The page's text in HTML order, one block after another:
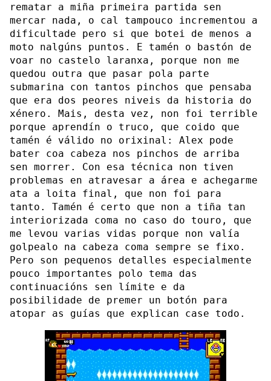
rematar a miña primeira partida sen
mercar nada, o cal tampouco incrementou a
dificultade pero si que botei de menos a
moto nalgúns puntos. E tamén o bastón de
voar no castelo laranxa, porque non me
quedou outra que pasar pola parte
submarina con tantos pinchos que pensaba
que era dos peores niveis da historia do
xénero. Mais, desta vez, non foi terrible
porque aprendín o truco, que coido que
tamén é válido no orixinal: Alex pode
bater coa cabeza nos pinchos de arriba
sen morrer. Con esa técnica non tiven
problemas en atravesar a área e achegarme
ata a loita final, que non foi para
tanto. Tamén é certo que non a tiña tan
interiorizada coma no caso do touro, que
me levou varias vidas porque non valía
golpealo na cabeza coma sempre se fixo.
Pero son pequenos detalles especialmente
pouco importantes polo tema das
continuacións sen límite e da
posibilidade de premer un botón para
atopar as guías que explican case todo.